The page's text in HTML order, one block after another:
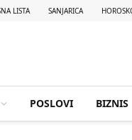
LISTA SANJARICA
POSLOVI BIZNIS